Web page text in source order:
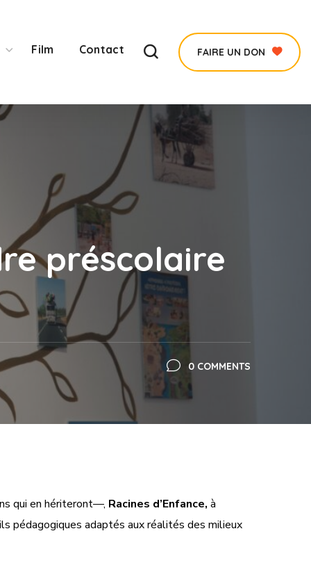
Film Contact FAIRE UN DON
préscolaire
0 COMMENTS
qui en hériteront—, Racines d’Enfance, à
pédagogiques adaptés aux réalités des milieux